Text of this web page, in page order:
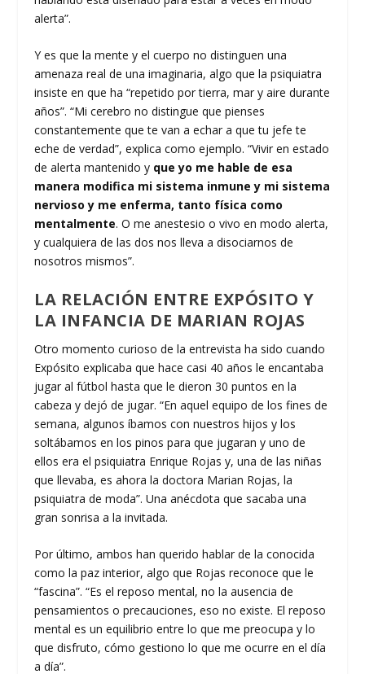
alerta”.
Y es que la mente y el cuerpo no distinguen una
amenaza real de una imaginaria, algo que la psiquiatra
insiste en que ha “repetido por tierra, mar y aire durante
años”. “Mi cerebro no distingue que pienses
constantemente que te van a echar a que tu jefe te
eche de verdad”, explica como ejemplo. “Vivir en estado
de alerta mantenido y que yo me hable de esa
manera modifica mi sistema inmune y mi sistema
nervioso y me enferma, tanto física como
mentalmente. O me anestesio o vivo en modo alerta,
y cualquiera de las dos nos lleva a disociarnos de
nosotros mismos”.
LA RELACIÓN ENTRE EXPÓSITO Y
LA INFANCIA DE MARIAN ROJAS
Otro momento curioso de la entrevista ha sido cuando
Expósito explicaba que hace casi 40 años le encantaba
jugar al fútbol hasta que le dieron 30 puntos en la
cabeza y dejó de jugar. “En aquel equipo de los fines de
semana, algunos íbamos con nuestros hijos y los
soltábamos en los pinos para que jugaran y uno de
ellos era el psiquiatra Enrique Rojas y, una de las niñas
que llevaba, es ahora la doctora Marian Rojas, la
psiquiatra de moda”. Una anécdota que sacaba una
gran sonrisa a la invitada.
Por último, ambos han querido hablar de la conocida
como la paz interior, algo que Rojas reconoce que le
“fascina”. “Es el reposo mental, no la ausencia de
pensamientos o precauciones, eso no existe. El reposo
mental es un equilibrio entre lo que me preocupa y lo
que disfruto, cómo gestiono lo que me ocurre en el día
a día”.